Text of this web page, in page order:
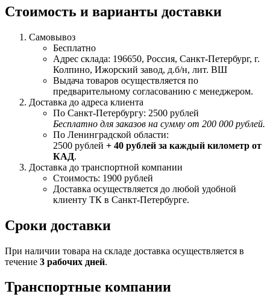
Стоимость и варианты доставки
Самовывоз
Бесплатно
Адрес склада: 196650, Россия, Санкт-Петербург, г.
Колпино, Ижорский завод, д.б/н, лит. ВШ
Выдача товаров осуществляется по
предварительному согласованию с менеджером.
Доставка до адреса клиента
По Санкт-Петербургу: 2500 рублей
Бесплатно для заказов на сумму от 200 000 рублей.
По Ленинградской области:
2500 рублей + 40 рублей за каждый километр от
КАД.
Доставка до транспортной компании
Стоимость: 1900 рублей
Доставка осуществляется до любой удобной
клиенту ТК в Санкт-Петербурге.
Сроки доставки
При наличии товара на складе доставка осуществляется в
течение 3 рабочих дней.
Транспортные компании